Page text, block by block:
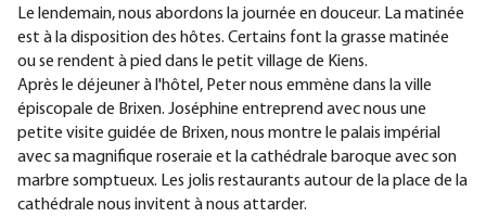
Le lendemain, nous abordons la journée en douceur. La matinée
est à la disposition des hôtes. Certains font la grasse matinée
ou se rendent à pied dans le petit village de Kiens.
Après le déjeuner à l'hôtel, Peter nous emmène dans la ville
épiscopale de Brixen. Joséphine entreprend avec nous une
petite visite guidée de Brixen, nous montre le palais impérial
avec sa magnifique roseraie et la cathédrale baroque avec son
marbre somptueux. Les jolis restaurants autour de la place de la
cathédrale nous invitent à nous attarder.